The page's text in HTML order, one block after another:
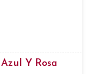
Y Rosa